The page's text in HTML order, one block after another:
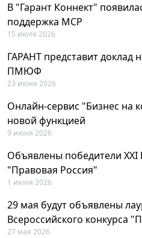
В "Гарант Коннект"
поддержка MCP
15 июля 2026
ГАРАНТ представит доклад
ПМЮФ
23 июня 2026
Онлайн-сервис "Бизнес на
новой функцией
9 июня 2026
Объявлены победители XXI
"Правовая Россия"
1 июня 2026
29 мая будут объявлены
Всероссийского конкурса
27 мая 2026